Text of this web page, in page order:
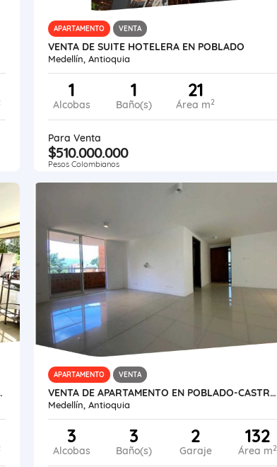
APARTAMENTO VENTA
VENTA DE SUITE HOTELERA EN POBLADO
Medellín, Antioquia
1
Alcobas
1
Baño(s)
21
Área m2
Para Venta
$510.000.000
Pesos Colombianos
LA CONCHA
APARTAMENTO VENTA
VENTA DE APARTAMENTO EN POBLADO-CASTROPOL
Medellín, Antioquia
3
Alcobas
3
Baño(s)
2
Garaje
132
Área m2